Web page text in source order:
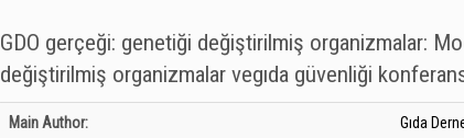
GDO gerçeği: genetiği değiştirilmiş organizmalar:
değiştirilmiş organizmalar vegıda güvenliği
Bibliographic Details
Main Author: Gıda